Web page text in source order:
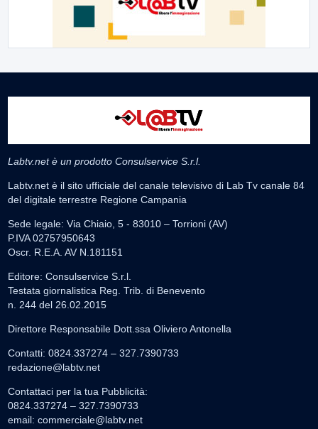
Labtv.net è un prodotto Consulservice S.r.l.
Labtv.net è il sito ufficiale del canale televisivo di Lab Tv canale 84
del digitale terrestre Regione Campania
Sede legale: Via Chiaio, 5 - 83010 – Torrioni (AV)
P.IVA 02757950643
Oscr. R.E.A. AV N.181151
Editore: Consulservice S.r.l.
Testata giornalistica Reg. Trib. di Benevento
n. 244 del 26.02.2015
Direttore Responsabile Dott.ssa Oliviero Antonella
Contatti: 0824.337274 – 327.7390733
redazione@labtv.net
Contattaci per la tua Pubblicità:
0824.337274 – 327.7390733
email: commerciale@labtv.net